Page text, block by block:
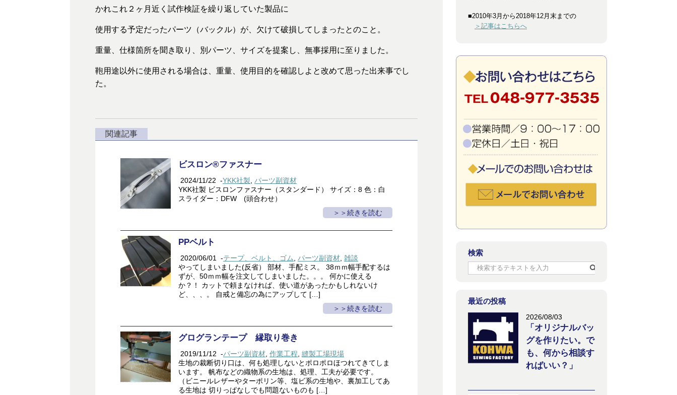
かれこれ２ヶ月近く試作検証を繰り返していた製品に
使用する予定だったパーツ（バックル）が、欠けて破損してしまったとのこと。
重量、仕様箇所を聞き取り、別パーツ、サイズを提案し、無事採用に至りました。
鞄用途以外に使用される場合は、重量、使用目的を確認しよと改めて思った出来事でし
た。
関連記事
ビスロン®ファスナー
2024/11/22 -YKK社製 パーツ副資材
YKK社製 ビスロンファスナー（スタンダード） サイズ：8 色：白
スライダー：DFW (頭合わせ）
＞続きを読む
PPベルト
2020/06/01 -テープ、ベルト、ゴム パーツ副資材 雑談
やってしまいました(反省） 部材、手配ミス。 38ｍｍ幅手配するは
ずが、50ｍｍ幅を注文してしまいました。。。 何かに使える
か？！ カットで頼まなければ、使い道があったかもしれないけ
ど、、、。 自戒と備忘の為にアップして […]
＞続きを読む
グログランテープ 縁取り巻き
2019/11/12 -パーツ副資材 作業工程 縫製工場現場
生地の裁断切り口は、何も処理しないとポロポロほつれてきてしま
います。 帆布などの織物系の生地は、処理、工夫が必要です。
（ビニールレザーやターポリン等、塩ビ系の生地や、裏加工してあ
る生地は 切りっぱなしでも問題ないものも […]
■2010年3月から2018年12月末までの
＞記事はこちらへ
検索
最近の投稿
2026/08/03
「オリジナルバッ
グを作りたい。で
も、何から相談す
ればいい？」